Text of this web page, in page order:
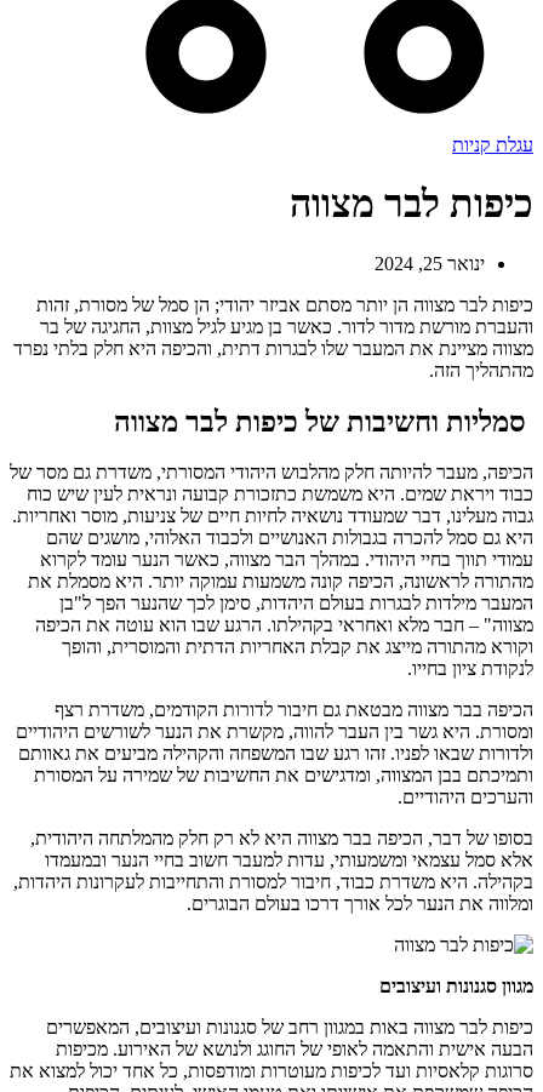
עגלת קניות
כיפות לבר מצווה
ינואר 25, 2024
כיפות לבר מצווה הן יותר מסתם אביזר יהודי; הן סמל של מסורת, זהות
והעברת מורשת מדור לדור. כאשר בן מגיע לגיל מצוות, החגיגה של בר
מצווה מציינת את המעבר שלו לבגרות דתית, והכיפה היא חלק בלתי נפרד
מהתהליך הזה.
סמליות וחשיבות של כיפות לבר מצווה
הכיפה, מעבר להיותה חלק מהלבוש היהודי המסורתי, משדרת גם מסר של
כבוד ויראת שמים. היא משמשת כתזכורת קבועה ונראית לעין שיש כוח
גבוה מעלינו, דבר שמעודד נושאיה לחיות חיים של צניעות, מוסר ואחריות.
היא גם סמל להכרה בגבולות האנושיים ולכבוד האלוהי, מושגים שהם
עמודי תווך בחיי היהודי. במהלך הבר מצווה, כאשר הנער עומד לקרוא
מהתורה לראשונה, הכיפה קונה משמעות עמוקה יותר. היא מסמלת את
המעבר מילדות לבגרות בעולם היהדות, סימן לכך שהנער הפך ל"בן
מצווה" – חבר מלא ואחראי בקהילתו. הרגע שבו הוא עוטה את הכיפה
וקורא מהתורה מייצג את קבלת האחריות הדתית והמוסרית, והופך
לנקודת ציון בחייו.
הכיפה בבר מצווה מבטאת גם חיבור לדורות הקודמים, משדרת רצף
ומסורת. היא גשר בין העבר להווה, מקשרת את הנער לשורשים היהודיים
ולדורות שבאו לפניו. זהו רגע שבו המשפחה והקהילה מביעים את גאוותם
ותמיכתם בבן המצווה, ומדגישים את החשיבות של שמירה על המסורת
והערכים היהודיים.
בסופו של דבר, הכיפה בבר מצווה היא לא רק חלק מהמלתחה היהודית,
אלא סמל עצמאי ומשמעותי, עדות למעבר חשוב בחיי הנער ובמעמדו
בקהילה. היא משדרת כבוד, חיבור למסורת והתחייבות לעקרונות היהדות,
ומלווה את הנער לכל אורך דרכו בעולם הבוגרים.
מגוון סגנונות ועיצובים
כיפות לבר מצווה באות במגוון רחב של סגנונות ועיצובים, המאפשרים
הבעה אישית והתאמה לאופי של החוגג ולנושא של האירוע. מכיפות
סרוגות קלאסיות ועד לכיפות מעוטרות ומודפסות, כל אחד יכול למצוא את